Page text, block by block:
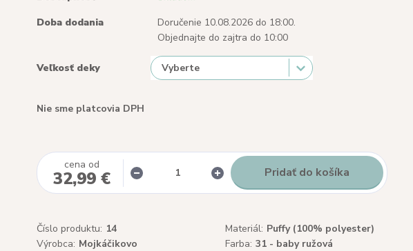
Doba dodania
Doručenie 10.08.2026 do 18:00.
Objednajte do zajtra do 10:00
Veľkosť deky
Nie sme platcovia DPH
cena od
32,99 € Pridať do košíka
Číslo produktu: 14 Materiál: Puffy (100% polyester)
Výrobca: Mojkáčikovo Farba: 31 - baby ružová